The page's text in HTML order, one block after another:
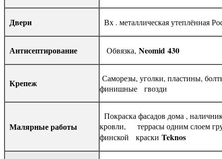
Двери Вх . металлическая утеплённая
Антисептирование Обвязка, Neomid 430
Крепеж
Саморезы, уголки, пластины,
финишные гвозди
Малярные работы
Покраска фасадов дома ,
кровли, террасы одним слоем
финской краски Teknos